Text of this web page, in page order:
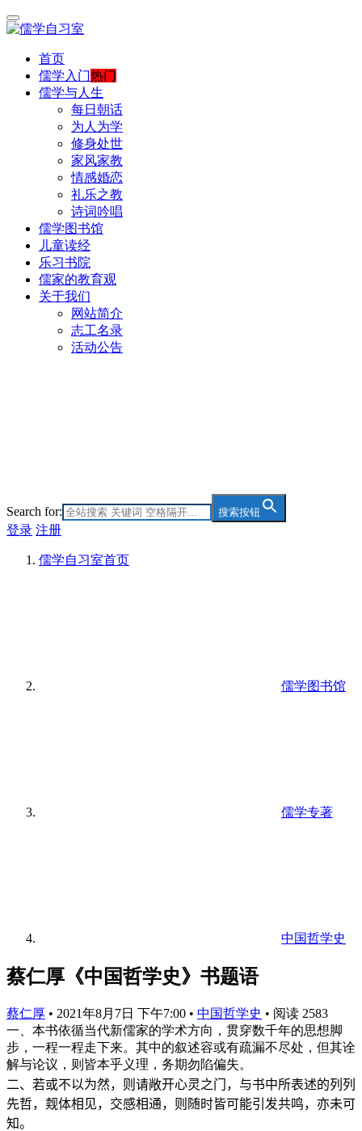
首页
儒学入门热门
儒学与人生
每日朝话
为人为学
修身处世
家风家教
情感婚恋
礼乐之教
诗词吟唱
儒学图书馆
儿童读经
乐习书院
儒家的教育观
关于我们
网站简介
志工名录
活动公告
Search for: 搜索按钮
登录 注册
儒学自习室首页
儒学图书馆
儒学专著
中国哲学史
蔡仁厚《中国哲学史》书题语
蔡仁厚 • 2021年8月7日 下午7:00 • 中国哲学史 • 阅读 2583
一、本书依循当代新儒家的学术方向，贯穿数千年的思想脚
步，一程一程走下来。其中的叙述容或有疏漏不尽处，但其诠
解与论议，则皆本乎义理，务期勿陷偏失。
二、若或不以为然，则请敞开心灵之门，与书中所表述的列列
先哲，觌体相见，交感相通，则随时皆可能引发共鸣，亦未可
知。